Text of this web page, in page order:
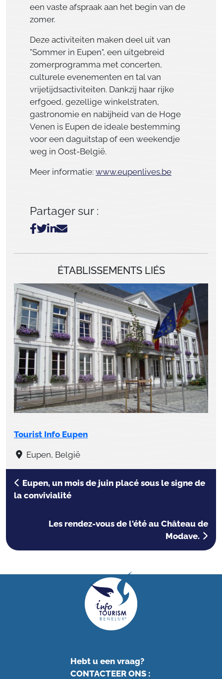
een vaste afspraak aan het begin van de
zomer.
Deze activiteiten maken deel uit van
"Sommer in Eupen", een uitgebreid
zomerprogramma met concerten,
culturele evenementen en tal van
vrijetijdsactiviteiten. Dankzij haar rijke
erfgoed, gezellige winkelstraten,
gastronomie en nabijheid van de Hoge
Venen is Eupen de ideale bestemming
voor een daguitstap of een weekendje
weg in Oost-België.
Meer informatie: www.eupenlives.be
Partager sur :
ÉTABLISSEMENTS LIÉS
Tourist Info Eupen
Eupen, België
Eupen, un mois de juin placé sous le signe de
la convivialité
Les rendez-vous de l'été au Château de
Modave.
Hebt u een vraag?
CONTACTEER ONS: